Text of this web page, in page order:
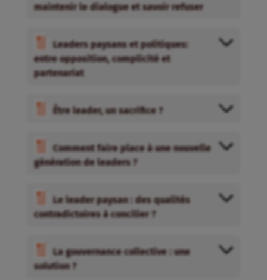
maintenir le dialogue et savoir refuser
Leaders paysans et politiques:
entre opposition, complicité et
partenariat
Être leader, un sacrifice ?
Comment faire place à une nouvelle
génération de leaders ?
Le leader paysan : des qualités
contradictoires à concilier ?
La gouvernance collective : une
solution ?